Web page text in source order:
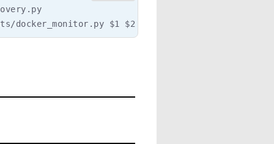
docker_monitor.py $1 $2